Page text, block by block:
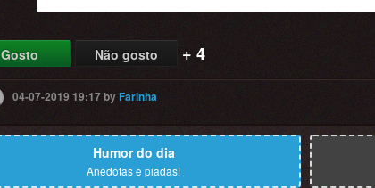
Gosto Não gosto + 4
04-07-2019 19:17byFarinha
Humor do dia
Anedotas e piadas!